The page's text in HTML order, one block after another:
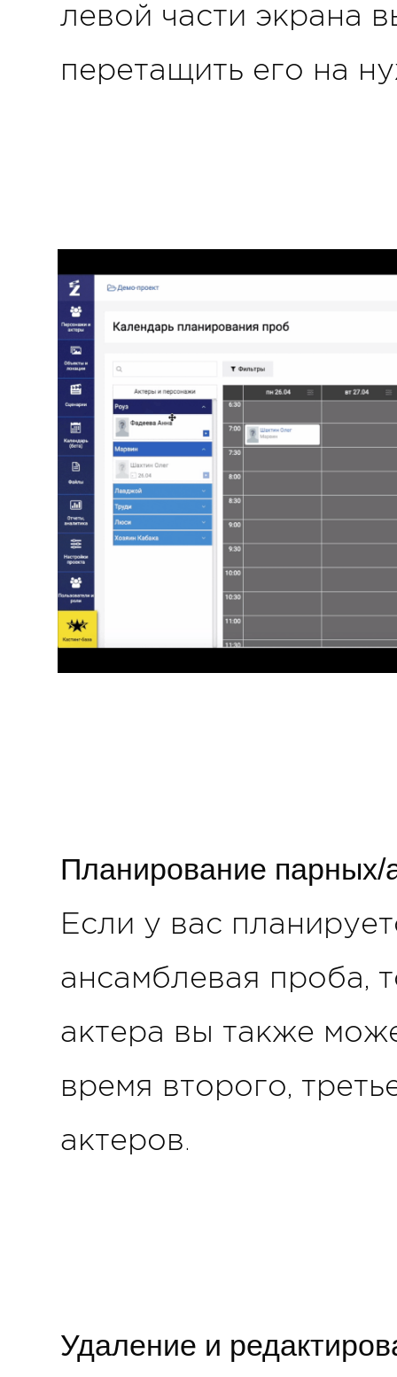
левой части экрана
перетащить его на
Планирование
Если у вас
ансамблевая проба,
актера вы также
время второго,
актеров.
Удаление и